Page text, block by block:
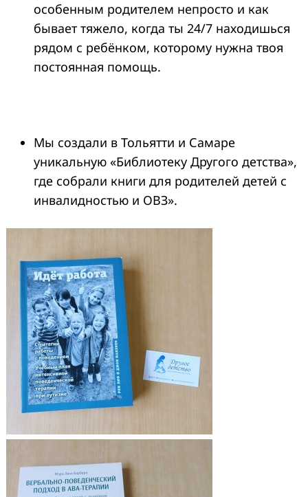
особенным родителем непросто и как
бывает тяжело, когда ты 24/7 находишься
рядом с ребёнком, которому нужна твоя
постоянная помощь.
Мы создали в Тольятти и Самаре
уникальную «Библиотеку Другого детства»,
где собрали книги для родителей детей с
инвалидностью и ОВЗ».